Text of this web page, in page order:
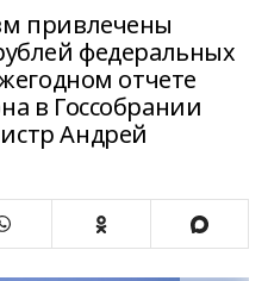
привлечены
федеральных
отчете
в Госсобрании
Андрей